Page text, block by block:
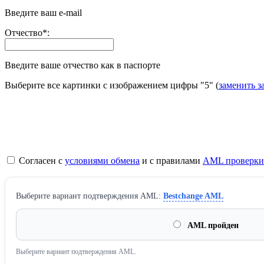
Введите ваш e-mail
Отчество*:
Введите ваше отчество как в паспорте
Выберите все картинки с изображением цифры "5" (заменить
Согласен с условиями обмена и с правилами AML проверки
Выберите вариант подтверждения AML: Bestchange AML
AML пройден
Выберите вариант подтверждения AML.